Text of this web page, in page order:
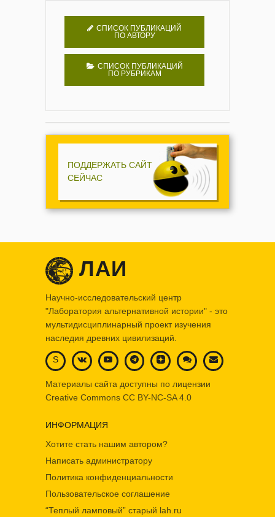
СПИСОК ПУБЛИКАЦИЙ
ПО АВТОРУ
СПИСОК ПУБЛИКАЦИЙ
ПО РУБРИКАМ
ПОДДЕРЖАТЬ САЙТ
СЕЙЧАС
ЛАИ
Научно-исследовательский центр
"Лаборатория альтернативной истории" - это
мультидисциплинарный проект изучения
наследия древних цивилизаций.
S
Материалы сайта доступны по лицензии
Creative Commons CC BY-NC-SA 4.0
ИНФОРМАЦИЯ
Хотите стать нашим автором?
Написать администратору
Политика конфиденциальности
Пользовательское соглашение
“Теплый ламповый” старый lah.ru